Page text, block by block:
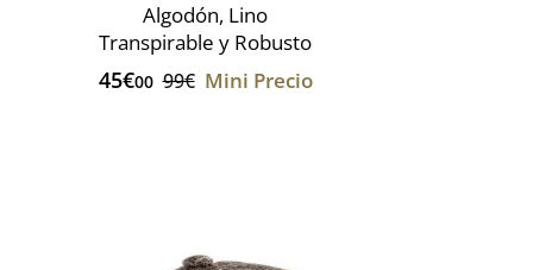
Algodón, Lino
Transpirable y Robusto
45€00 99€ Mini Precio